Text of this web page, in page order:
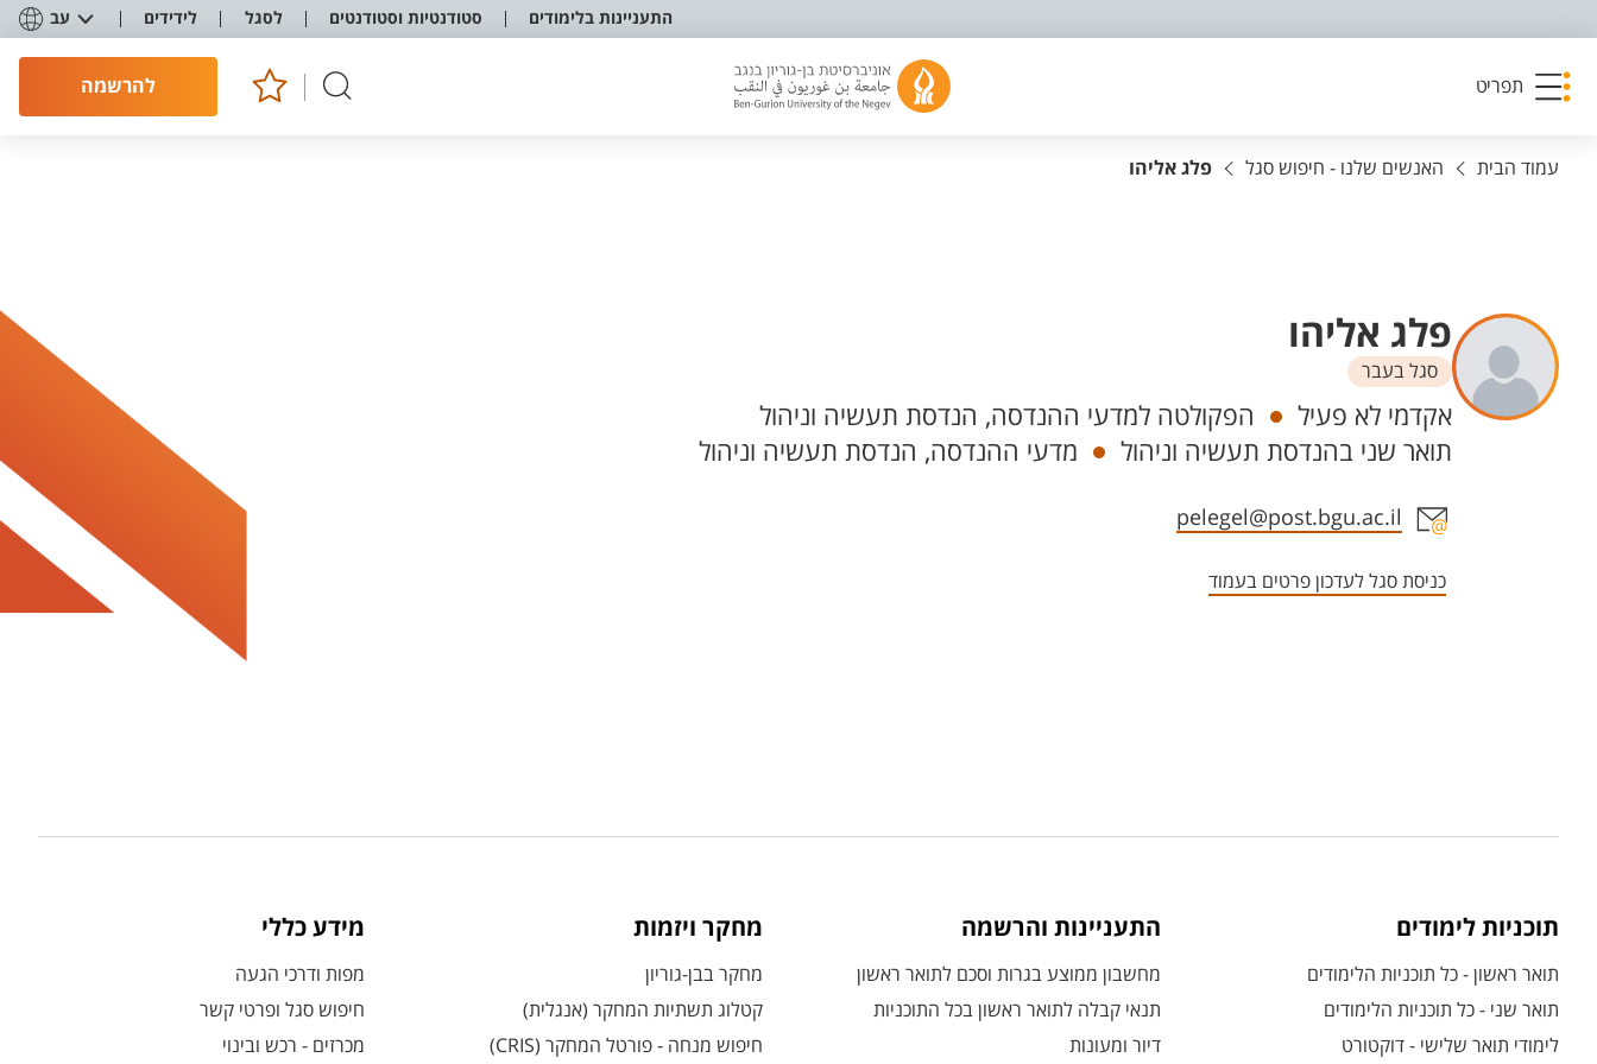
התעניינות בלימודים סטודנטיות וסטודנטים לסגל לידידים עב
תפריט להרשמה
עמוד הבית האנשים שלנו - חיפוש סגל פלג אליהו
פלג אליהו
סגל בעבר
יחידות
אקדמי לא פעיל
הפקולטה למדעי ההנדסה, הנדסת תעשיה וניהול
תואר שני בהנדסת תעשיה וניהול
מדעי ההנדסה, הנדסת תעשיה וניהול
אזור צור קשר עם איש הסגל
pelegel@post.bgu.ac.il
כניסת סגל לעדכון פרטים בעמוד
תוכניות לימודים
תואר ראשון - כל תוכניות הלימודים
תואר שני - כל תוכניות הלימודים
לימודי תואר שלישי - דוקטורט
התעניינות והרשמה
מחשבון ממוצע בגרות וסכם לתואר ראשון
תנאי קבלה לתואר ראשון בכל התוכניות
דיור ומעונות
מחקר ויזמות
מחקר בבן-גוריון
קטלוג תשתיות המחקר (אנגלית)
חיפוש מנחה - פורטל המחקר (CRIS)
מידע כללי
מפות ודרכי הגעה
חיפוש סגל ופרטי קשר
מכרזים - רכש ובינוי